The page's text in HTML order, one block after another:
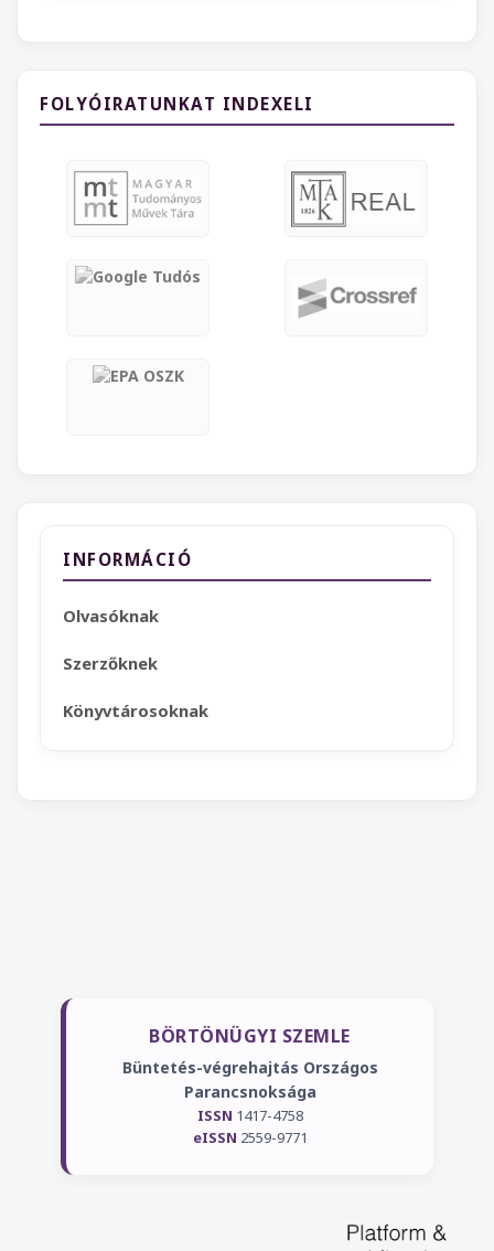
FOLYÓIRATUNKAT INDEXELI
INFORMÁCIÓ
Olvasóknak
Szerzőknek
Könyvtárosoknak
BÖRTÖNÜGYI SZEMLE
Büntetés-végrehajtás Országos
Parancsnoksága
ISSN 1417-4758
eISSN 2559-9771